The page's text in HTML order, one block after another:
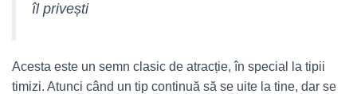
îl privești
Acesta este un semn clasic de atracție, în special la tipii
timizi. Atunci când un tip continuă să se uite la tine, dar se